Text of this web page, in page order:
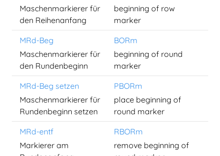
Maschenmarkierer für
den Reihenanfang
beginning of row
marker
MRd-Beg
BORm
Maschenmarkierer für
den Rundenbeginn
beginning of round
marker
MRd-Beg setzen
PBORm
Maschenmarkierer für
Rundenbeginn setzen
place beginning of
round marker
MRd-entf
RBORm
Markierer am
remove beginning of